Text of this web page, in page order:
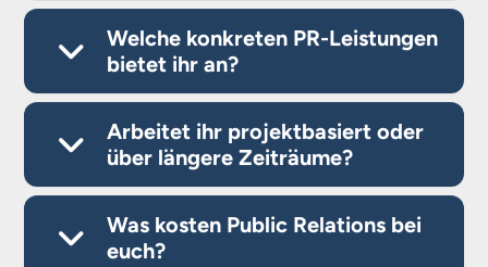
Welche konkreten PR-Leistungen
bietet ihr an?
Arbeitet ihr projektbasiert oder
über längere Zeiträume?
Was kosten Public Relations bei
euch?